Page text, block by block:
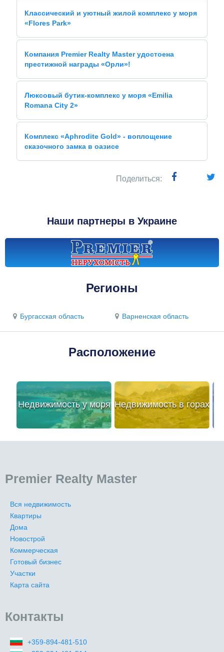
Классический и уютный жилой комплекс у моря
«Flores Park»
Компания Premier Realty Master удостоена
престижной награды «Орли»!
Люксовый бутик-комплекс у моря «Emilia
Romana City 2»
Комплекс «Aphrodite Gold» - воплощение
сказочного замка в оазисе
Поделиться:
Наши партнеры в Украине
Регионы
Бургасская область Варненская область
Расположение
Недвижимость у моря Недвижимость в горах
Premier Realty Master
Вся недвижимость
Квартиры
Дома
Новострой
Коммерческая
Готовый бизнес
Участки
Карта сайта
Контакты
+359-894-481-510